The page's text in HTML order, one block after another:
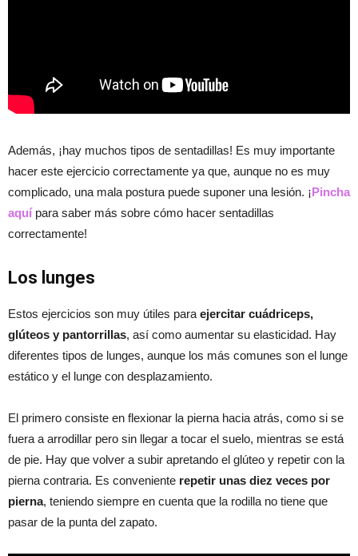
Además, ¡hay muchos tipos de sentadillas! Es muy importante
hacer este ejercicio correctamente ya que, aunque no es muy
complicado, una mala postura puede suponer una lesión. ¡Pincha
aquípara saber más sobre cómo hacer sentadillas
correctamente!
Los lunges
Estos ejercicios son muy útiles para ejercitar cuádriceps,
glúteos y pantorrillas, así como aumentar su elasticidad. Hay
diferentes tipos de lunges, aunque los más comunes son el lunge
estático y el lunge con desplazamiento.
El primero consiste en flexionar la pierna hacia atrás, como si se
fuera a arrodillar pero sin llegar a tocar el suelo, mientras se está
de pie. Hay que volver a subir apretando el glúteo y repetir con la
pierna contraria. Es conveniente repetir unas diez veces por
pierna, teniendo siempre en cuenta que la rodilla no tiene que
pasar de la punta del zapato.